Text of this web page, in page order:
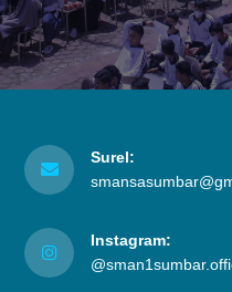
Surel:
Instagram: